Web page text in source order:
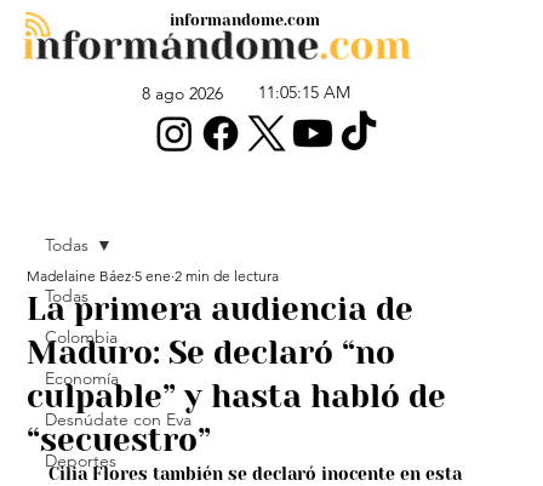
8 ago 2026 11:05:15 AM
informandome.com
Todas
Colombia
Economía
Desnúdate con Eva
Deportes
Todas
La primera audiencia de
Maduro: Se declaró “no
culpable” y hasta habló de
“secuestro”
Madelaine Báez 5 ene 2 min de lectura
Cilia Flores también se declaró inocente en esta